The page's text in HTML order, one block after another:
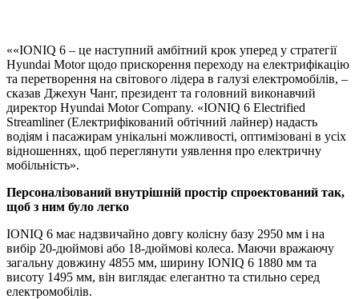
««IONIQ 6 – це наступний амбітний крок уперед у стратегії
Hyundai Motor щодо прискорення переходу на електрифікацію
та перетворення на світового лідера в галузі електромобілів, –
сказав Джехун Чанг, президент та головний виконавчий
директор Hyundai Motor Company. «IONIQ 6 Electrified
Streamliner (Електрифікований обтічний лайнер) надасть
водіям і пасажирам унікальні можливості, оптимізовані в усіх
відношеннях, щоб переглянути уявлення про електричну
мобільність».
Персоналізований внутрішній простір спроектований так,
щоб з ним було легко
IONIQ 6 має надзвичайно довгу колісну базу 2950 мм і на
вибір 20-дюймові або 18-дюймові колеса. Маючи вражаючу
загальну довжину 4855 мм, ширину IONIQ 6 1880 мм та
висоту 1495 мм, він виглядає елегантно та стильно серед
електромобілів.